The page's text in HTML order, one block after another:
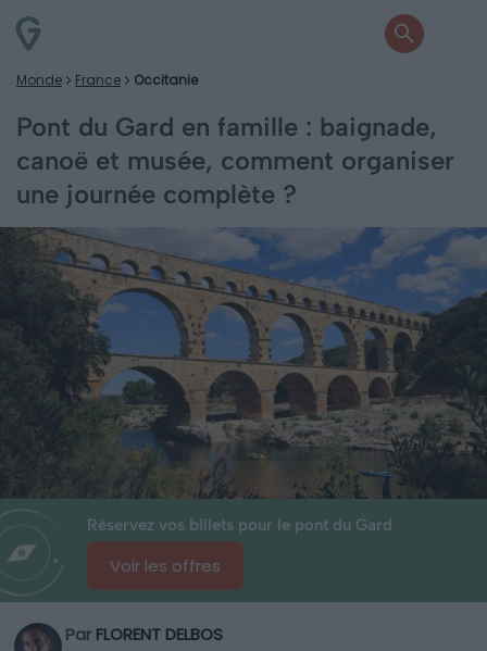
Monde France Occitanie
Pont du Gard en famille : baignade,
canoë et musée, comment organiser
une journée complète ?
Réservez vos billets pour le pont du Gard
Voir les offres
Par FLORENT DELBOS